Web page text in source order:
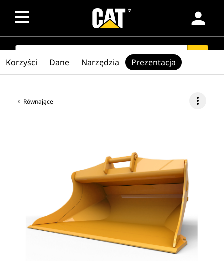
person
SEARCH
Równające more_vert
Korzyści Dane Narzędzia Prezentacja